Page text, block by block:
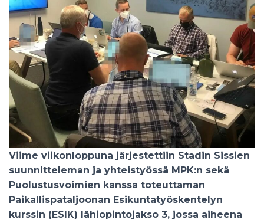
Viime viikonloppuna järjestettiin Stadin Sissien
suunnitteleman ja yhteistyössä MPK:n sekä
Puolustusvoimien kanssa toteuttaman
Paikallispataljoonan Esikuntatyöskentelyn
kurssin (ESIK) lähiopintojakso 3, jossa aiheena